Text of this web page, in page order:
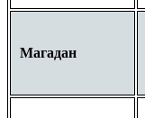
Магадан